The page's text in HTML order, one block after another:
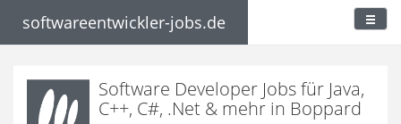
softwareentwickler-jobs.de
Software Developer Jobs für Java,
C++, C#, .Net & mehr in Boppard